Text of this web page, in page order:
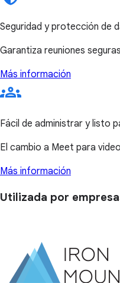
Seguridad y protección de
Garantiza reuniones
Más información
Fácil de administrar y listo
El cambio a Meet para
Más información
Utilizada por